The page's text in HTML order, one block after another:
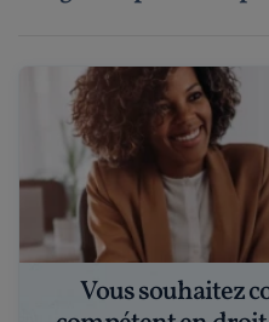
Vous souhaitez